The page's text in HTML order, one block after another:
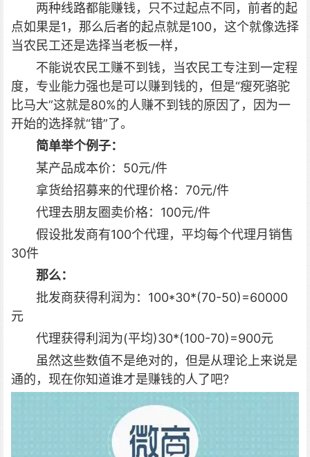
两种线路都能赚钱，只不过起点不同，前者的起
点如果是1，那么后者的起点就是100，这个就像选择
当农民工还是选择当老板一样，
不能说农民工赚不到钱，当农民工专注到一定程
度，专业能力强也是可以赚到钱的，但是“瘦死骆驼
比马大”这就是80%的人赚不到钱的原因了，因为一
开始的选择就“错”了。
简单举个例子：
某产品成本价：50元/件
拿货给招募来的代理价格：70元/件
代理去朋友圈卖价格：100元/件
假设批发商有100个代理，平均每个代理月销售
30件
那么：
批发商获得利润为：100*30*(70-50)=60000
元
代理获得利润为(平均)30*(100-70)=900元
虽然这些数值不是绝对的，但是从理论上来说是
通的，现在你知道谁才是赚钱的人了吧?